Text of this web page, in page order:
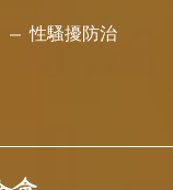
性騷擾防治